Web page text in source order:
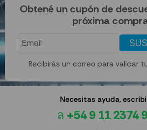
Obtené un cupón de
próxima
Recibirás un correo para validar
Necesitas ayuda,
+54 9 11 2374